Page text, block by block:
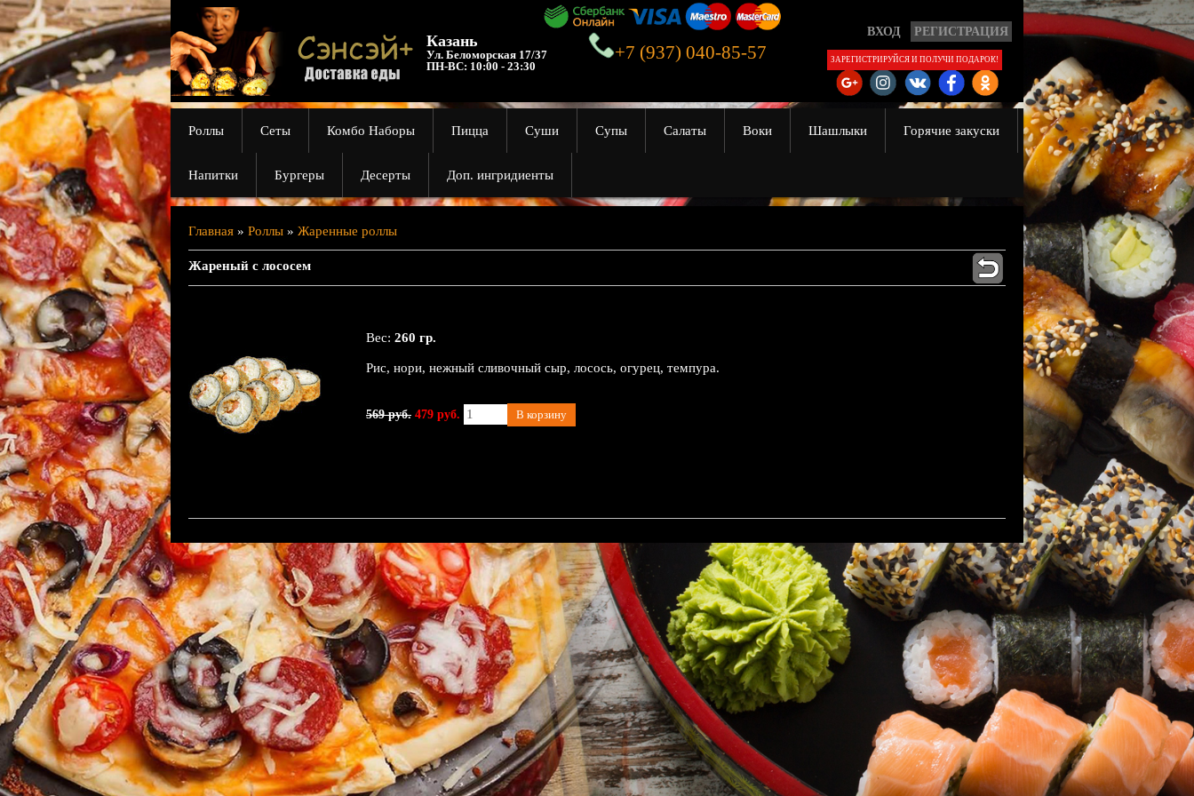
Казань
Ул. Беломорская 17/37
ПН-ВС: 10:00 - 23:30
+7 (937) 040-85-57
ВХОД РЕГИСТРАЦИЯ
ЗАРЕГИСТРИРУЙСЯ И ПОЛУЧИ ПОДАРОК!
Роллы Сеты Комбо Наборы Пицца Суши Супы Салаты Воки Шашлыки Горячие закуски
Напитки Бургеры Десерты Доп. ингридиенты
Главная » Роллы » Жаренные роллы
Жареный с лососем
Вес: 260 гр.
Рис, нори, нежный сливочный сыр, лосось, огурец, темпура.
569 руб. 479 руб.